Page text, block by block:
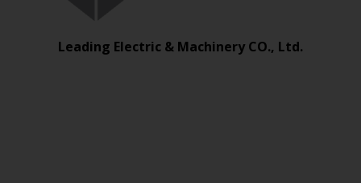
Leading Electric & Machinery CO., Ltd.